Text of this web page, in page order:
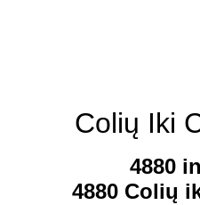
Colių Iki
4880
4880 Colių